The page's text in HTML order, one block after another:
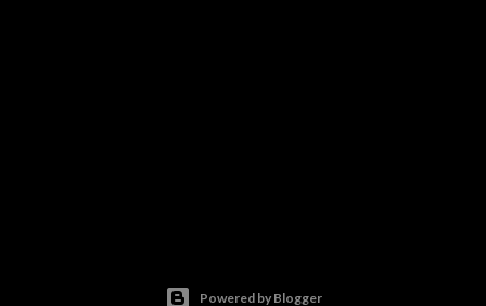
Powered by Blogger